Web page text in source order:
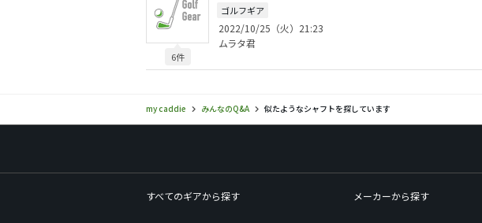
6件
ゴルフギア
2022/10/25（火）21:23
ムラタ君
my caddie みんなのQ&A 似たようなシャフトを探しています
すべてのギアから探す メーカーから探す